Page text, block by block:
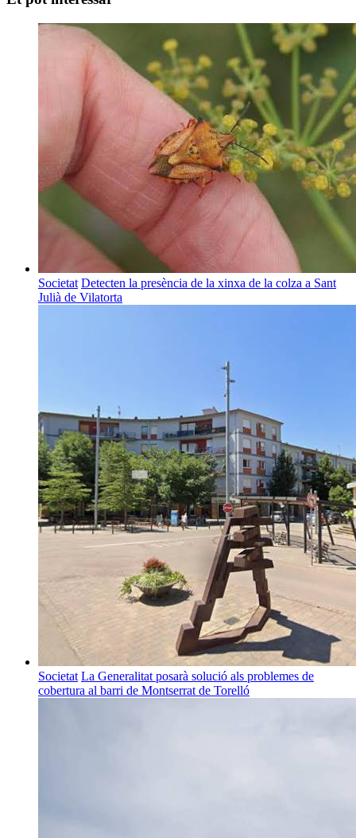
Societat Detecten la presència de la xinxa de la colza a Sant
Julià de Vilatorta
Societat La Generalitat posarà solució als problemes de
cobertura al barri de Montserrat de Torelló